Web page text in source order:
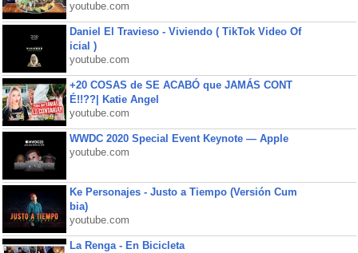
youtube.com
Daniel El Travieso - Viviendo ( TikTok Video Of
icial )
youtube.com
+20 COSAS de SE ACABÓ que JAMÁS CONT
É!!??| Katie Angel
youtube.com
WWDC 2020 Special Event Keynote — Apple
youtube.com
Ke Personajes - Justo a Tiempo (Versión Cum
bia)
youtube.com
La Renga - En Bicicleta